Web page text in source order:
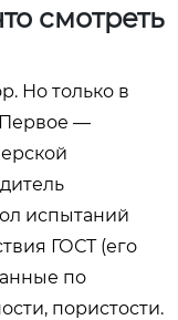
смотреть
Но только в
Первое —
испытаний
ГОСТ (его
по
пористости.